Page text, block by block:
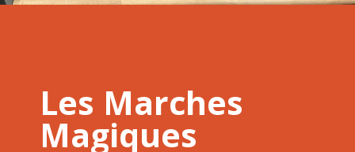
Les Marches
Magiques